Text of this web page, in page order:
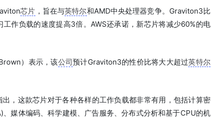
芯片 ，旨在与英特尔和AMD中央处理器竞争。Graviton3比
作负载的速度提高3倍。AWS还承诺，新芯片将减少60%的电
）表示，该公司预计Graviton3的性价比将大大超过英特尔
，这款芯片对于各种各样的工作负载都非常有用，包括计算密
媒体编码、科学建模、广告服务、分布式分析和基于CPU的机